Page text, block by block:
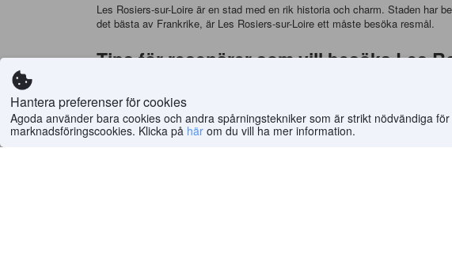
Hantera preferenser för cookies
Agoda använder bara cookies och andra spårningstekniker som är strikt nödvändiga
marknadsföringscookies. Klicka på här om du vill ha mer information.
Les Rosiers-sur-Loire är en stad med en rik historia och charm. Staden har
det bästa av Frankrike, är Les Rosiers-sur-Loire ett måste besöka resmål.
Tips för resenärer som vill besöka Les
bästa hotellalternativen till de bästa priserna. Du bör också ta reda på vilka
bekväma skor och kläder, eftersom du kommer att behöva gå mycket för att
Hur man tar sig till Les Rosiers-sur-